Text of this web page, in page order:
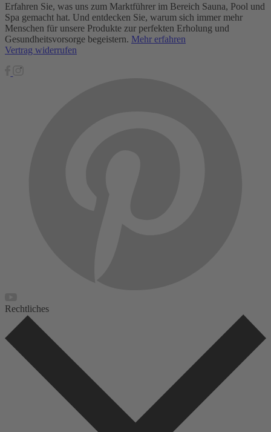
Erfahren Sie, was uns zum Marktführer im Bereich Sauna, Pool und
Spa gemacht hat. Und entdecken Sie, warum sich immer mehr
Menschen für unsere Produkte zur perfekten Erholung und
Gesundheitsvorsorge begeistern. Mehr erfahren
Vertrag widerrufen
Rechtliches